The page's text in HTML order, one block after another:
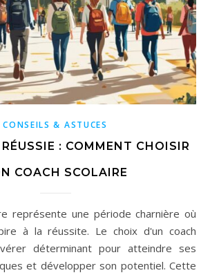
CONSEILS & ASTUCES
RÉUSSIE : COMMENT CHOISIR
COACH SCOLAIRE
à la réussite. Le choix d'un coach
déterminant pour atteindre ses
et développer son potentiel. Cette